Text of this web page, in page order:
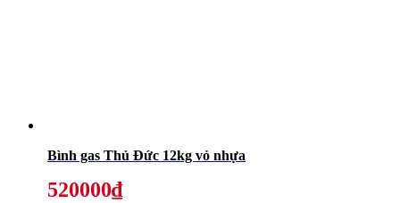
Bình gas Thủ Đức 12kg vỏ nhựa
520000₫